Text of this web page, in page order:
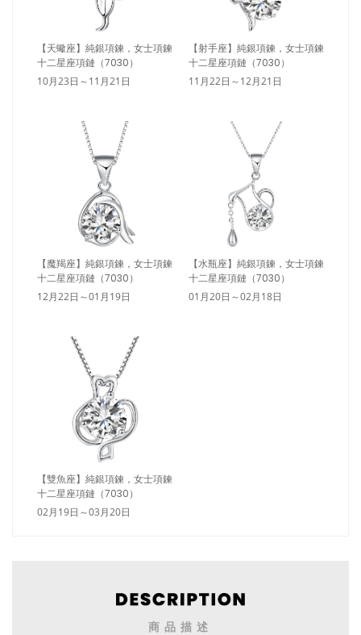
【天蠍座】純銀項鍊，女士項鍊
十二星座項鏈（7030）
10月23日～11月21日
【射手座】純銀項鍊，女士項鍊
十二星座項鏈（7030）
11月22日～12月21日
【魔羯座】純銀項鍊，女士項鍊
十二星座項鏈（7030）
12月22日～01月19日
【水瓶座】純銀項鍊，女士項鍊
十二星座項鏈（7030）
01月20日～02月18日
【雙魚座】純銀項鍊，女士項鍊
十二星座項鏈（7030）
02月19日～03月20日
商品描述